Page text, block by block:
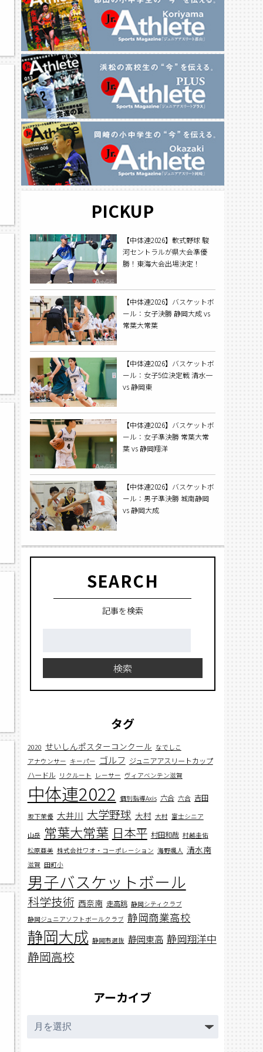
PICKUP
【中体連2026】軟式野球 駿
河セントラルが県大会準優
勝！東海大会出場決定！
【中体連2026】バスケットボ
ール：女子決勝 静岡大成 vs
常葉大常葉
【中体連2026】バスケットボ
ール：女子5位決定戦 清水一
vs 静岡東
【中体連2026】バスケットボ
ール：女子準決勝 常葉大常
葉 vs 静岡翔洋
【中体連2026】バスケットボ
ール：男子準決勝 城南静岡
vs 静岡大成
SEARCH
記事を検索
検索
タグ
2020 せいしんポスターコンクール なでしこ
アナウンサー キーパー ゴルフ ジュニアアスリートカップ
ハードル リクルート レーサー ヴィアベンテン滋賀
中体連2022 個別指導Axis 六合 六合 吉田
坂下茉優 大井川 大学野球 大村 大村 富士シニア
山岳 常葉大常葉 日本平 村田和哉 村越圭佑
松原亜美 株式会社ワオ・コーポレーション 海野颯人 清水南
滋賀 田町小
男子バスケットボール
科学技術 西奈南 走高跳 静岡シティクラブ
静岡ジュニアソフトボールクラブ 静岡商業高校
静岡大成 静岡市選抜 静岡東高 静岡翔洋中
静岡高校
アーカイブ
ー